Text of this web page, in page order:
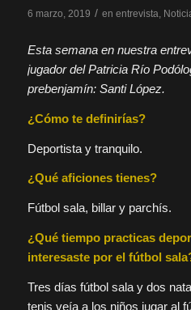
6 marzo, 2019 / en entrevista,
Esta semana en nuestra
jugador del Patricia Río
prebenjamín: Santi López.
¿Cómo te definirías?
Deportista y tranquilo.
¿Qué aficiones tienes?
Fútbol sala, billar y parchís.
¿Qué tiempo practicas
interesaste por el fútbol
Tres días fútbol sala y dos
tenis veía a los niños jugar al